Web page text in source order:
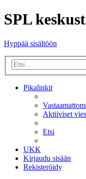
SPL
Hyppää sisältöön
Pikalinkit
Aktiiviset
Etsi
UKK
Kirjaudu sisään
Rekisteröidy